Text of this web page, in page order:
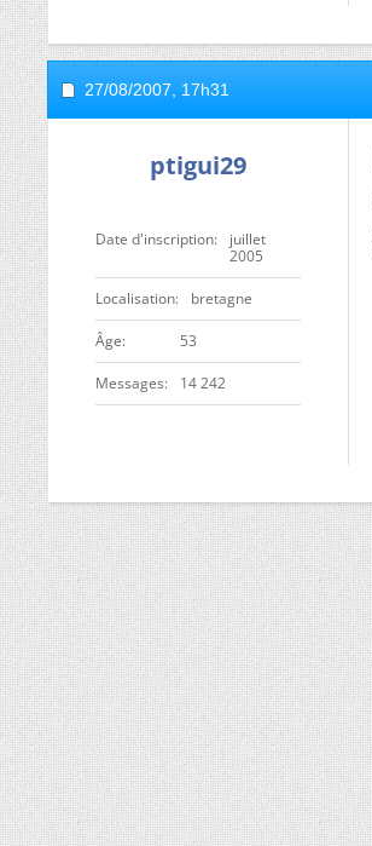
27/08/2007, 17h31
ptigui29
Date d'inscription
juillet
2005
Localisation bretagne
ge 53
Messages 14 242